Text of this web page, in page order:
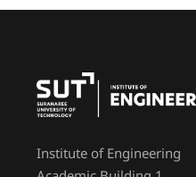
Institute of Engineering